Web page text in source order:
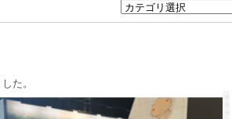
た。